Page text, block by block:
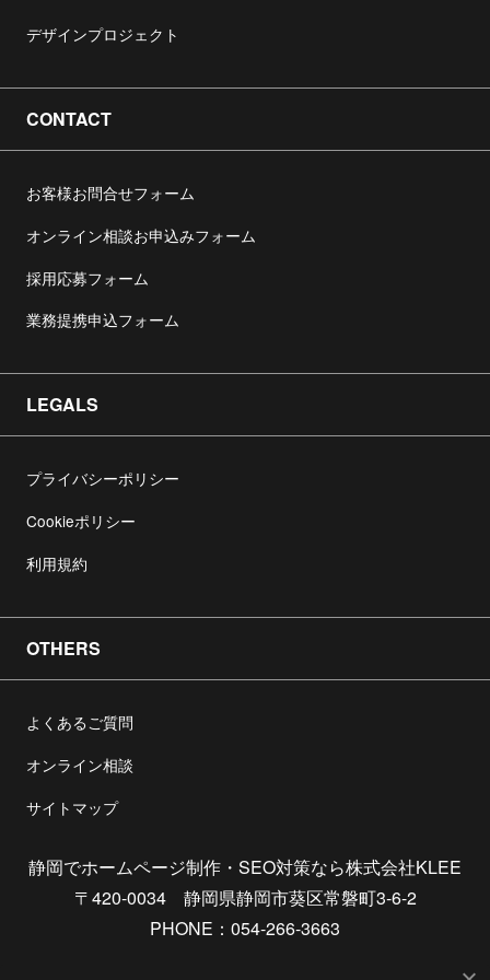
デザインプロジェクト
CONTACT
お客様お問合せフォーム
オンライン相談お申込みフォーム
採用応募フォーム
業務提携申込フォーム
LEGALS
プライバシーポリシー
Cookieポリシー
利用規約
OTHERS
よくあるご質問
オンライン相談
サイトマップ
静岡でホームページ制作・SEO対策なら株式会社KLEE
〒420-0034 静岡県静岡市葵区常磐町3-6-2
PHONE：054-266-3663